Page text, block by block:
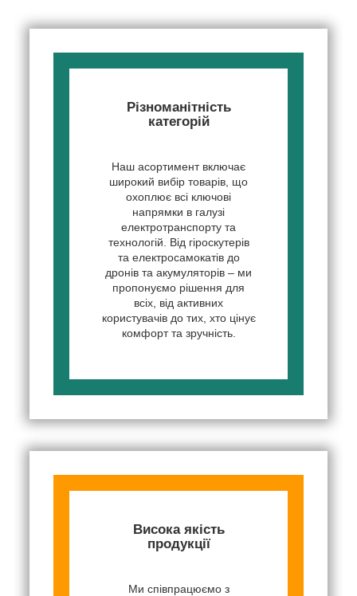
Різноманітність
категорій
Наш асортимент включає
широкий вибір товарів, що
охоплює всі ключові
напрямки в галузі
електротранспорту та
технологій. Від гіроскутерів
та електросамокатів до
дронів та акумуляторів – ми
пропонуємо рішення для
всіх, від активних
користувачів до тих, хто цінує
комфорт та зручність.
Висока якість
продукції
Ми співпрацюємо з